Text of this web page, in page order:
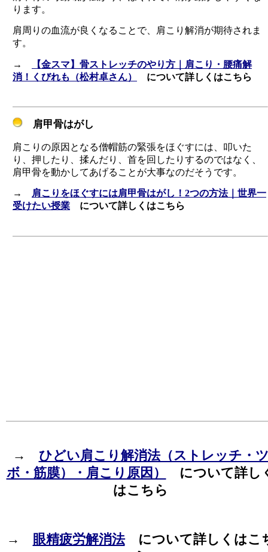
ります。
肩周りの血流が良くなることで、肩こり解消が期待されま
す。
→
【金スマ】骨ストレッチのやり方｜肩こり・腰痛解
消！くびれも（松村卓さん）
について詳しくはこちら
肩甲骨はがし
肩こりの原因となる僧帽筋の緊張をほぐすには、叩いた
り、押したり、揉んだり、首を回したりするのではなく、
肩甲骨を動かしてあげることが大事なのだそうです。
→
肩こりをほぐすには肩甲骨はがし！2つの方法｜世界一
受けたい授業 について詳しくはこちら
→ ひどい肩こり解消法（ストレッチ・
ボ・筋膜）・肩こり原因）
について詳し
はこちら
→ 眼精疲労解消法について詳しくはこ